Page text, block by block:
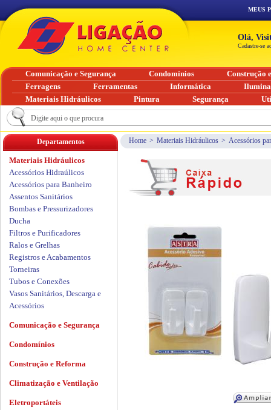
Home > Materiais Hidráulicos > Acessórios
Departamentos
Materiais Hidráulicos
Acessórios Hidraúlicos
Acessórios para Banheiro
Assentos Sanitários
Bombas e Pressurizadores
Ducha
Filtros e Purificadores
Ralos e Grelhas
Registros e Acabamentos
Torneiras
Tubos e Conexões
Vasos Sanitários, Descarga e
Acessórios
Comunicação e Segurança
Condomínios
Construção e Reforma
Climatização e Ventilação
Eletroportáteis
MEUS
Olá,
Cadastre-se
Comunicação e Segurança Condomínios
Construção
Ferragens
Ferramentas Informática
Materiais Hidráulicos
Pintura Segurança